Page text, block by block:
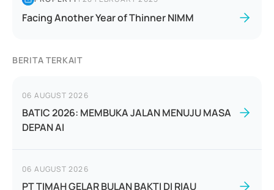
Facing Another Year of Thinner NIMM
BERITA TERKAIT
06 AUGUST 2026
BATIC 2026: MEMBUKA JALAN MENUJU MASA
DEPAN AI
06 AUGUST 2026
PT TIMAH GELAR BULAN BAKTI DI RIAU